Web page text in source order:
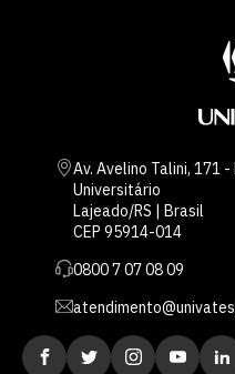
Av. Avelino Talini, 171 -
Universitário
Lajeado/RS | Brasil
CEP 95914-014
0800 7 07 08 09